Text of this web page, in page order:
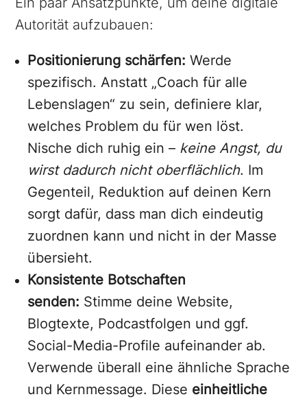
Autorität aufzubauen:
Positionierung schärfen: Werde
spezifisch. Anstatt „Coach für alle
Lebenslagen“ zu sein, definiere klar,
welches Problem du für wen löst.
Nische dich ruhig ein – keine Angst, du
wirst dadurch nicht oberflächlich. Im
Gegenteil, Reduktion auf deinen Kern
sorgt dafür, dass man dich eindeutig
zuordnen kann und nicht in der Masse
übersieht.
Konsistente Botschaften
senden: Stimme deine Website,
Blogtexte, Podcastfolgen und ggf.
Social-Media-Profile aufeinander ab.
Verwende überall eine ähnliche Sprache
und Kernmessage. Diese einheitliche